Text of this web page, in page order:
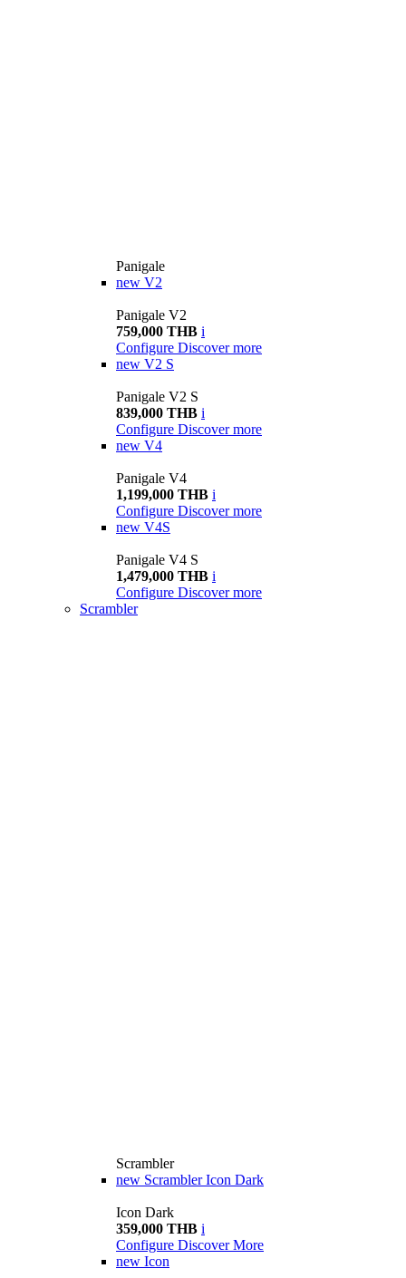
Panigale
new V2
Panigale V2
759,000 THB i
Configure Discover more
new V2 S
Panigale V2 S
839,000 THB i
Configure Discover more
new V4
Panigale V4
1,199,000 THB i
Configure Discover more
new V4S
Panigale V4 S
1,479,000 THB i
Configure Discover more
Scrambler
Scrambler
new Scrambler Icon Dark
Icon Dark
359,000 THB i
Configure Discover More
new Icon